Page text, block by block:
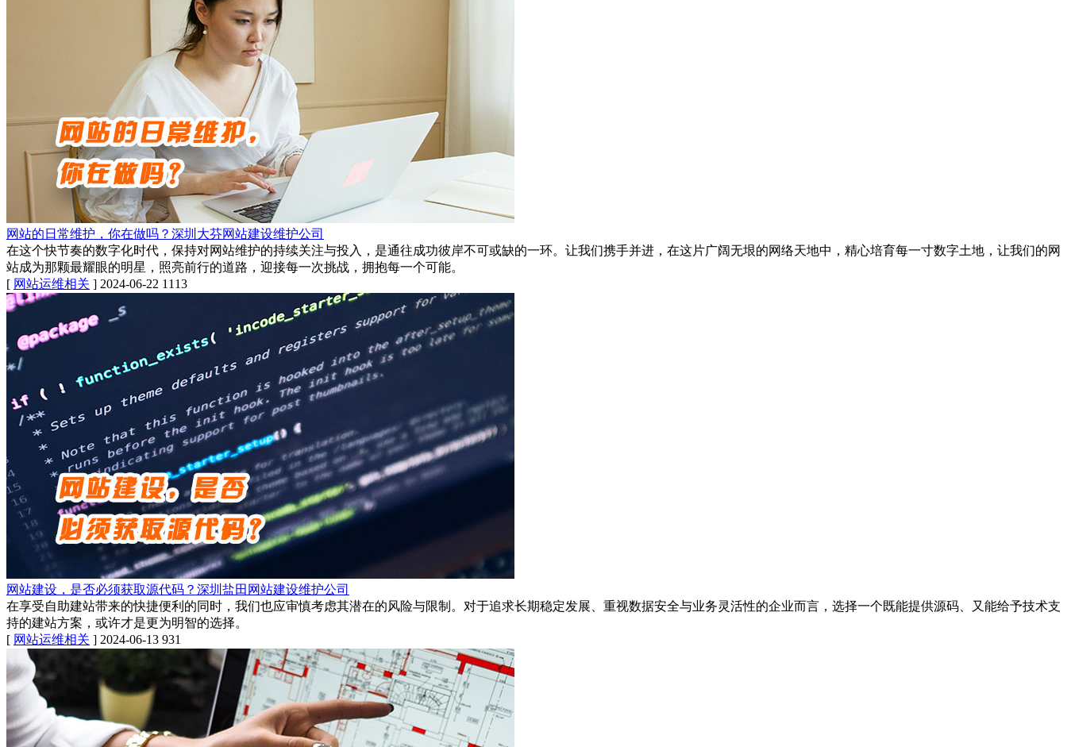
网站的日常维护，你在做吗？深圳大芬网站建设维护公司
在这个快节奏的数字化时代，保持对网站维护的持续关注与投入，是通往成功彼岸不可或缺的一环。让我们携手并进，在这片广阔无垠的网络天地中，精心培育每一寸数字土地，让我们的网
站成为那颗最耀眼的明星，照亮前行的道路，迎接每一次挑战，拥抱每一个可能。
[ 网站运维相关 ] 2024-06-22 1113
网站建设，是否必须获取源代码？深圳盐田网站建设维护公司
在享受自助建站带来的快捷便利的同时，我们也应审慎考虑其潜在的风险与限制。对于追求长期稳定发展、重视数据安全与业务灵活性的企业而言，选择一个既能提供源码、又能给予技术支
持的建站方案，或许才是更为明智的选择。
[ 网站运维相关 ] 2024-06-13 931